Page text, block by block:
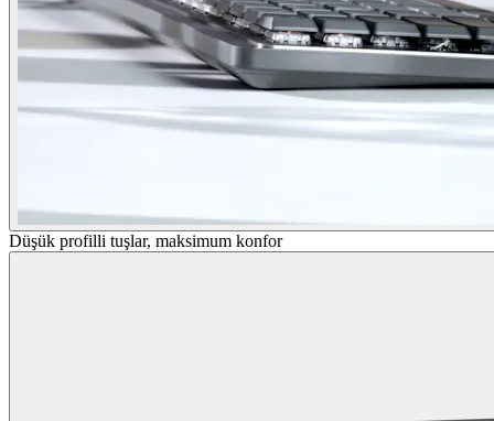
Düşük profilli tuşlar, maksimum konfor